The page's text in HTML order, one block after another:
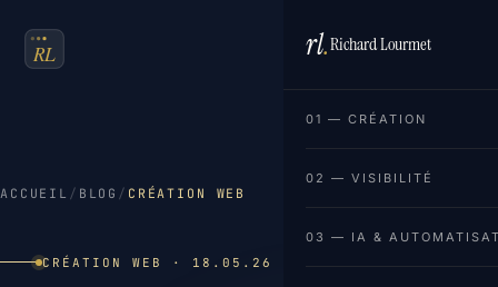
FR EN
rl.Richard Lourmet
01 — CRÉATION
02 — VISIBILITÉ
03 — IA &
ACCUEIL / BLOG / CRÉATION WEB
CRÉATION WEB · 18.05.26 · 7 MIN DE LECTURE